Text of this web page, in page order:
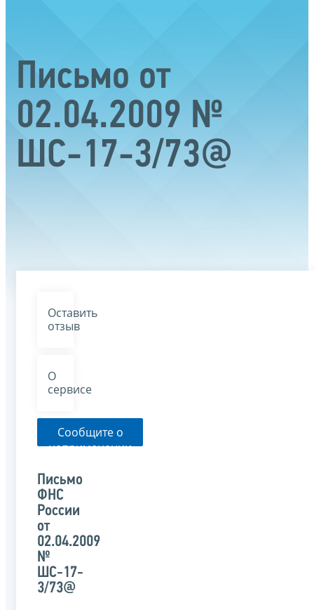
Письмо от
02.04.2009 №
ШС-17-3/73@
Оставить
отзыв
О
сервисе
Сообщите о
неприменении
органом
указанного
письма
Письмо
ФНС
России
от
02.04.2009
№
ШС-17-
3/73@